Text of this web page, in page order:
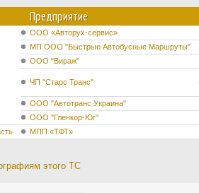
Предприятие
ООО «Авторух-сервис»
МП ООО "Быстрые Автобусные Маршруты"
ООО "Вираж"
ЧП "Старс Транс"
ООО "Автотранс Украина"
ООО "Гленкор-Юг"
МПП «ТФТ»
этого ТС